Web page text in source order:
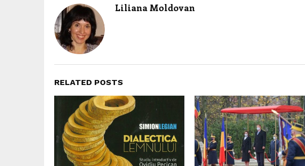
Liliana Moldovan
RELATED POSTS